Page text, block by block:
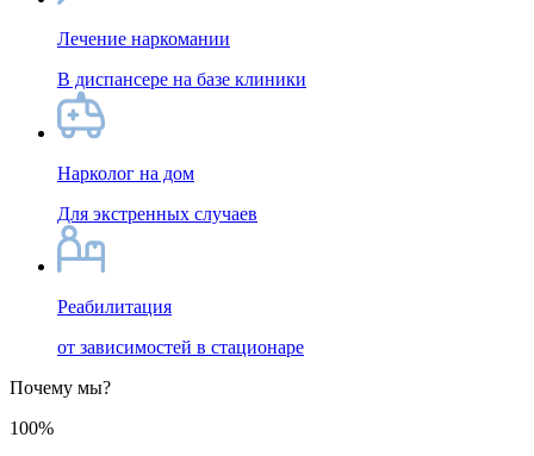
Лечение наркомании
В диспансере на базе клиники
Нарколог на дом
Для экстренных случаев
Реабилитация
от зависимостей в стационаре
Почему мы?
100%